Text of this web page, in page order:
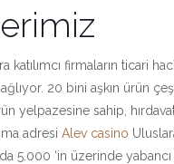
katılımcı firmaların ticari
20 bini aşkın ürün
yelpazesine sahip,
adresiAlev casino
5.000 ‘in üzerinde